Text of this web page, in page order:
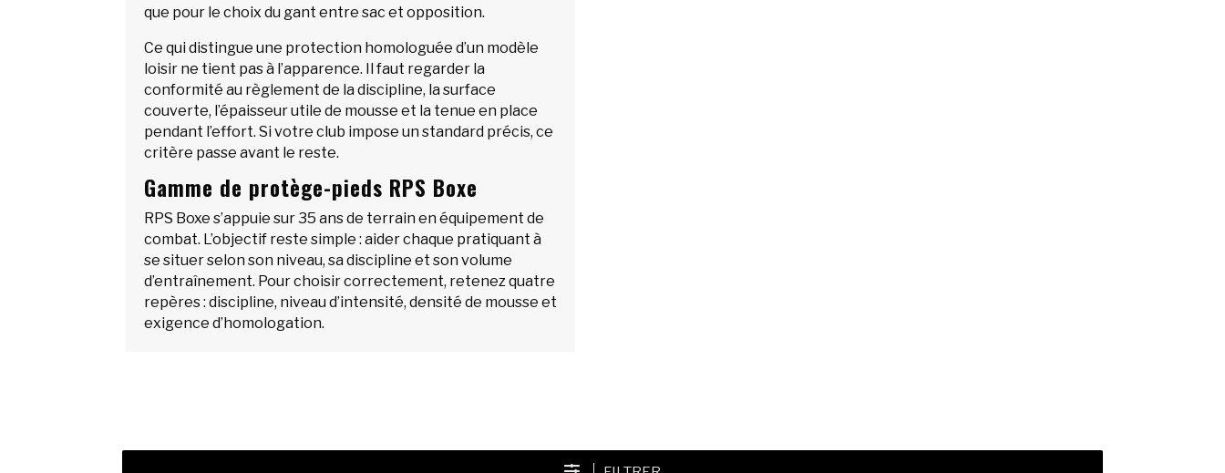
que pour le choix du gant entre sac et opposition.
Ce qui distingue une protection homologuée d’un modèle
loisir ne tient pas à l’apparence. Il faut regarder la
conformité au règlement de la discipline, la surface
couverte, l’épaisseur utile de mousse et la tenue en place
pendant l’effort. Si votre club impose un standard précis, ce
critère passe avant le reste.
Gamme de protège-pieds RPS Boxe
RPS Boxe s’appuie sur 35 ans de terrain en équipement de
combat. L’objectif reste simple : aider chaque pratiquant à
se situer selon son niveau, sa discipline et son volume
d’entraînement. Pour choisir correctement, retenez quatre
repères : discipline, niveau d’intensité, densité de mousse et
exigence d’homologation.